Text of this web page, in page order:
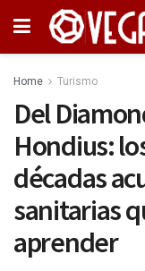
Home Turismo
Del
Hondius:
décadas
sanitarias
aprender